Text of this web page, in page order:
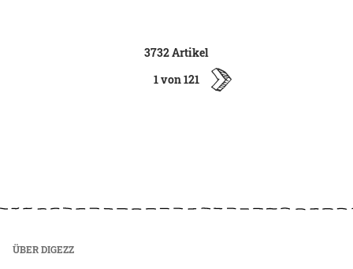
3732 Artikel
1 von 121
ÜBER DIGEZZ